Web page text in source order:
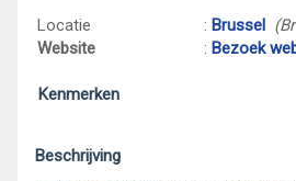
Locatie : Brussel
Website
: Bezoek
Kenmerken
Beschrijving